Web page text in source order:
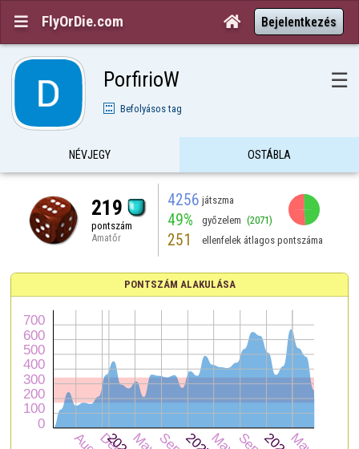
 FlyOrDie.com  Bejelentkezés
PorfirioW ☰
Befolyásos tag
NÉVJEGY OSTÁBLA
219
pontszám
Amatőr
4256 játszma
49% győzelem (2071)
251 ellenfelek átlagos pontszáma
PONTSZÁM ALAKULÁSA